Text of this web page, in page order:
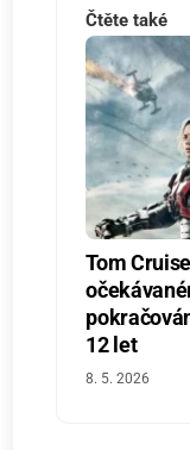
Čtěte také
Tom
12 let
8. 5. 2026